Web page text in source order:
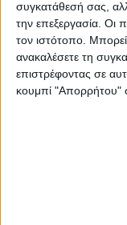
συγκατάθεσή σας,
την επεξεργασία. Οι
τον ιστότοπο.
ανακαλέσετε τη
επιστρέφοντας σε
κουμπί "Απορρήτου"